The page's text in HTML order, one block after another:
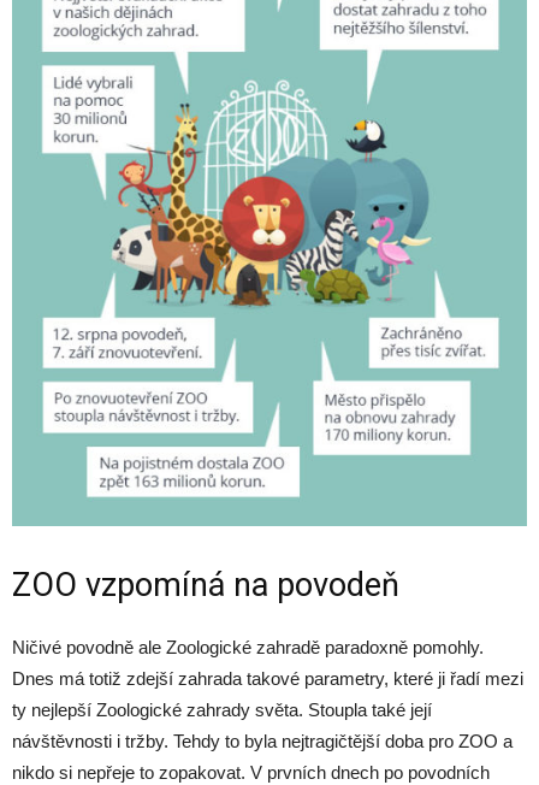
ZOO vzpomíná na povodeň
Ničivé povodně ale Zoologické zahradě paradoxně pomohly.
Dnes má totiž zdejší zahrada takové parametry, které ji řadí mezi
ty nejlepší Zoologické zahrady světa. Stoupla také její
návštěvnosti i tržby. Tehdy to byla nejtragičtější doba pro ZOO a
nikdo si nepřeje to zopakovat. V prvních dnech po povodních